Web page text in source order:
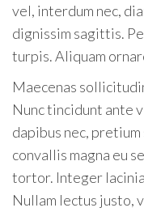
vel, interdum nec,
dignissim sagittis.
turpis. Aliquam
Maecenas
Nunc tincidunt ante
dapibus nec,
convallis magna eu
tortor. Integer
Nullam lectus justo,